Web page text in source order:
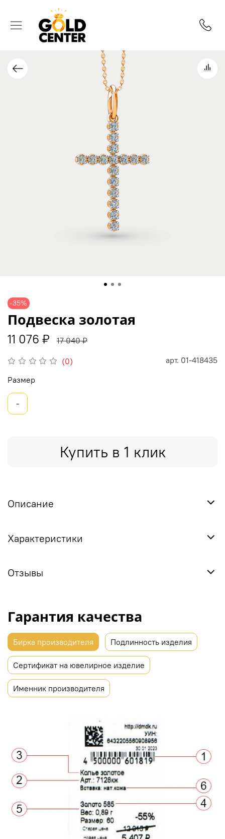
-35%
(0) арт. 01-418435
Подвеска золотая
11 076 ₽ 17 040 ₽
Купить в 1 клик
Размер
-
Описание
Характеристики
Отзывы
Гарантия качества
Бирка производителя Подлинность изделия
Сертификат на ювелирное изделие
Именник производителя